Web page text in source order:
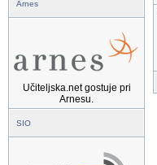
Arnes
Učiteljska.net gostuje pri
Arnesu.
SIO